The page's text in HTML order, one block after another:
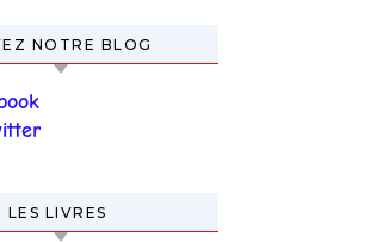
NOTRE BLOG
LES LIVRES